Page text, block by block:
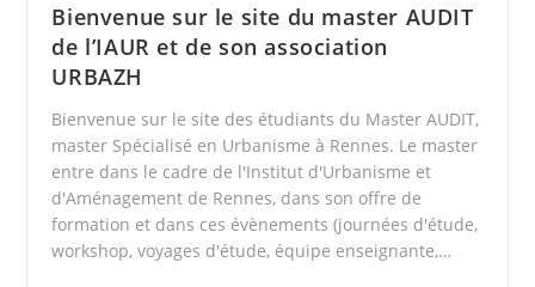
Bienvenue sur le site du master AUDIT
de l’IAUR et de son association
URBAZH
Bienvenue sur le site des étudiants du Master AUDIT,
master Spécialisé en Urbanisme à Rennes. Le master
entre dans le cadre de l'Institut d'Urbanisme et
d'Aménagement de Rennes, dans son offre de
formation et dans ces évènements (journées d'étude,
workshop, voyages d'étude, équipe enseignante,…